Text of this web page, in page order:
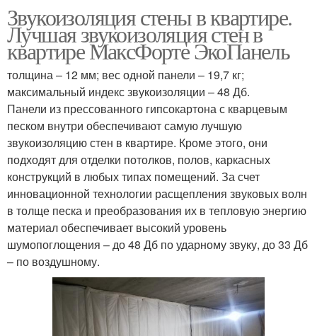
Звукоизоляция стены в квартире.
Лучшая звукоизоляция стен в
квартире МаксФорте ЭкоПанель
толщина – 12 мм; вес одной панели – 19,7 кг;
максимальный индекс звукоизоляции – 48 Дб.
Панели из прессованного гипсокартона с кварцевым
песком внутри обеспечивают самую лучшую
звукоизоляцию стен в квартире. Кроме этого, они
подходят для отделки потолков, полов, каркасных
конструкций в любых типах помещений. За счет
инновационной технологии расщепления звуковых волн
в толще песка и преобразования их в тепловую энергию
материал обеспечивает высокий уровень
шумопоглощения – до 48 Дб по ударному звуку, до 33 Дб
– по воздушному.